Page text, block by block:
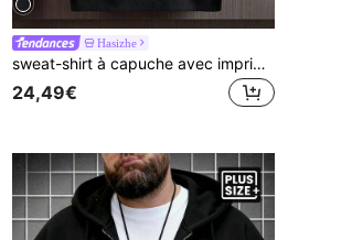
Hasizhe
sweat-shirt à capuche avec imprimé lettres et manches raglan à cordon de serrage, grande taille, pour l'automne
24,49€